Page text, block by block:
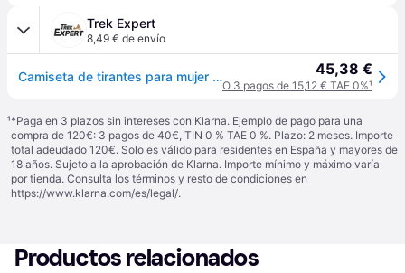
Trek Expert
8,49 € de envío
Camiseta de tirantes para mujer Craft Cool Superl - Blanc 45,38 €
O 3 pagos de 15,12 € TAE 0%¹
¹*Paga en 3 plazos sin intereses con Klarna. Ejemplo de pago para una
compra de 120€: 3 pagos de 40€, TIN 0 % TAE 0 %. Plazo: 2 meses. Importe
total adeudado 120€. Solo es válido para residentes en España y mayores de
18 años. Sujeto a la aprobación de Klarna. Importe mínimo y máximo varía
por tienda. Consulta los términos y resto de condiciones en
https://www.klarna.com/es/legal/.
Productos relacionados